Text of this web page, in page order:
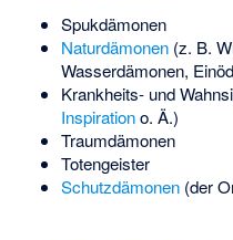
Spukdämonen
Naturdämonen(z. B.
Wasserdämonen,
Krankheits- und
Inspirationo. Ä.)
Traumdämonen
Totengeister
Schutzdämonen(der